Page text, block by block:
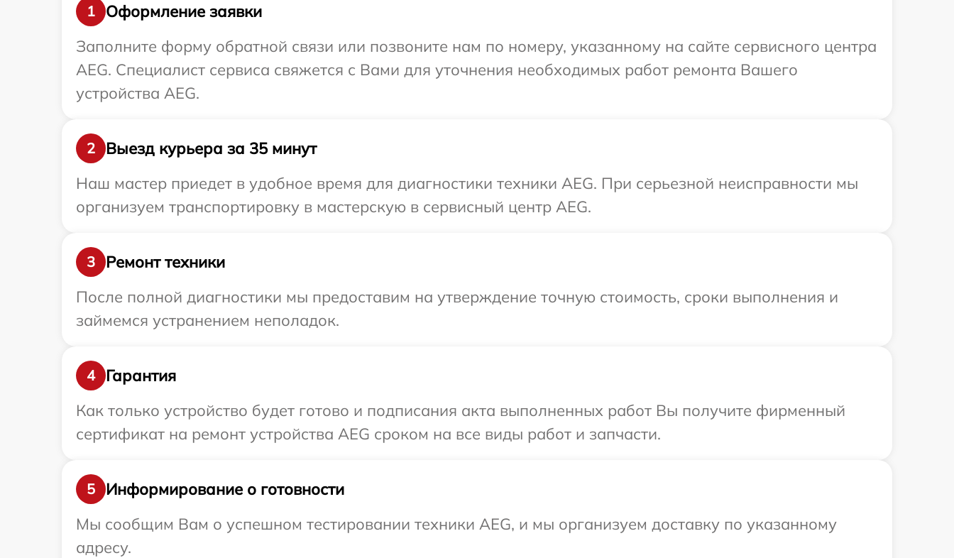
1
Оформление заявки
Заполните форму обратной связи или позвоните нам по номеру, указанному на сайте сервисного центра
AEG. Специалист сервиса свяжется с Вами для уточнения необходимых работ ремонта Вашего
устройства AEG.
2
Выезд курьера за 35 минут
Наш мастер приедет в удобное время для диагностики техники AEG. При серьезной неисправности мы
организуем транспортировку в мастерскую в сервисный центр AEG.
3
Ремонт техники
После полной диагностики мы предоставим на утверждение точную стоимость, сроки выполнения и
займемся устранением неполадок.
4
Гарантия
Как только устройство будет готово и подписания акта выполненных работ Вы получите фирменный
сертификат на ремонт устройства AEG сроком на все виды работ и запчасти.
5
Информирование о готовности
Мы сообщим Вам о успешном тестировании техники AEG, и мы организуем доставку по указанному
адресу.